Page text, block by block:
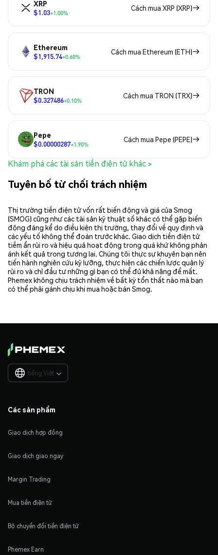
XRP
$1.03+1.00%
Cách mua XRP (XRP)
Ethereum
$1,915.74+0.60%
Cách mua Ethereum (ETH)
TRON
$0.327486+0.10%
Cách mua TRON (TRX)
Pepe
$0.00000287+1.90%
Cách mua Pepe (PEPE)
Khám phá các tài sản tiền điện tử khác >
Tuyên bố từ chối trách nhiệm
Thị trường tiền điện tử vốn rất biến động và giá của Smog
(SMOG) cũng như các tài sản kỹ thuật số khác có thể gặp biến
động đáng kể do điều kiện thị trường, thay đổi về quy định và
các yếu tố không thể đoán trước khác. Giao dịch tiền điện tử
tiềm ẩn rủi ro và hiệu quả hoạt động trong quá khứ không phản
ánh kết quả trong tương lai. Chúng tôi thực sự khuyên bạn nên
tiến hành nghiên cứu kỹ lưỡng, thực hiện các chiến lược quản lý
rủi ro và chỉ đầu tư những gì bạn có thể đủ khả năng để mất.
Phemex không chịu trách nhiệm về bất kỳ tổn thất nào mà bạn
có thể phải gánh chịu khi mua hoặc bán Smog.
tiếng Việt 
Các sản phẩm
Giao dịch hợp đồng
Giao dịch giao ngay
Margin Trading
Mua tiền điện tử
Bộ chuyển đổi tiền điện tử
Phemex Earn